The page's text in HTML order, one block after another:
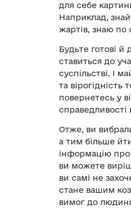
для себе
Наприклад,
жартів, знаю по
Будьте готові
ставиться до
суспільстві. І
та
повернетесь у
справедливості
Отже, ви
а тим більше
інформацію про
ви можете
ви самі не
стане вашим
вимог до